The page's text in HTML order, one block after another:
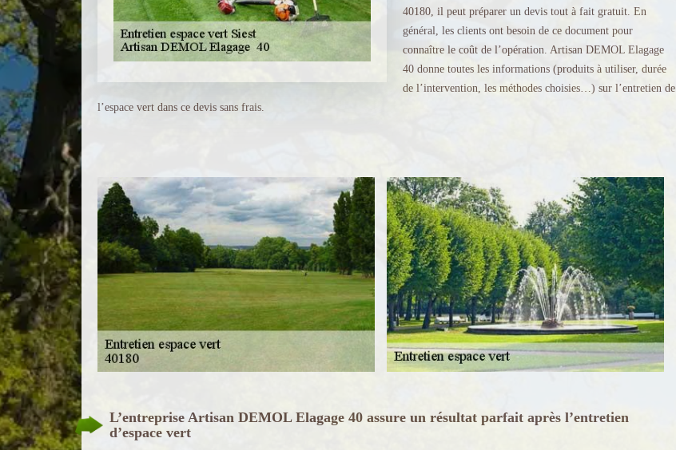
40180, il peut préparer un devis tout à fait gratuit. En
général, les clients ont besoin de ce document pour
connaître le coût de l’opération. Artisan DEMOL Elagage
40 donne toutes les informations (produits à utiliser, durée
de l’intervention, les méthodes choisies…) sur l’entretien de
l’espace vert dans ce devis sans frais.
L’entreprise Artisan DEMOL Elagage 40 assure un résultat parfait après l’entretien
d’espace vert